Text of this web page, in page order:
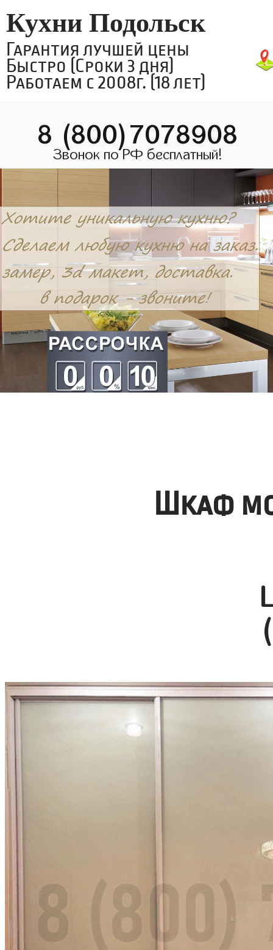
Кухни Подольск
Гарантия лучшей цены
Быстро (Сроки 3 дня)
Работаем с 2008г. (18 лет)
8 (800)7078908
Звонок по РФ бесплатный!
Шкаф